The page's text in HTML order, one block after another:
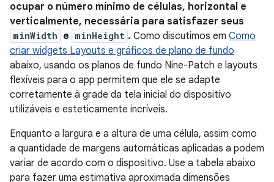
ocupar o número mínimo de células, horizontal e
verticalmente, necessária para satisfazer seus
minWidth e minHeight . Como discutimos em Como
criar widgets Layouts e gráficos de plano de fundo
abaixo, usando os planos de fundo Nine-Patch e layouts
flexíveis para o app permitem que ele se adapte
corretamente à grade da tela inicial do dispositivo
utilizáveis e esteticamente incríveis.
Enquanto a largura e a altura de uma célula, assim como
a quantidade de margens automáticas aplicadas a podem
variar de acordo com o dispositivo. Use a tabela abaixo
para fazer uma estimativa aproximada dimensões